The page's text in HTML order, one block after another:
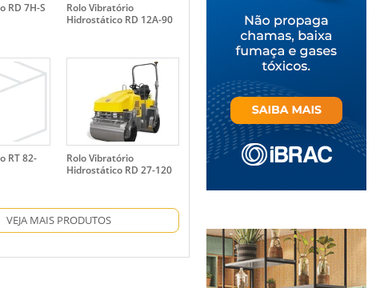
RD 7H-S
Rolo Vibratório
Hidrostático RD 12A-90
RT 82-
Rolo Vibratório
Hidrostático RD 27-120
VEJA MAIS PRODUTOS